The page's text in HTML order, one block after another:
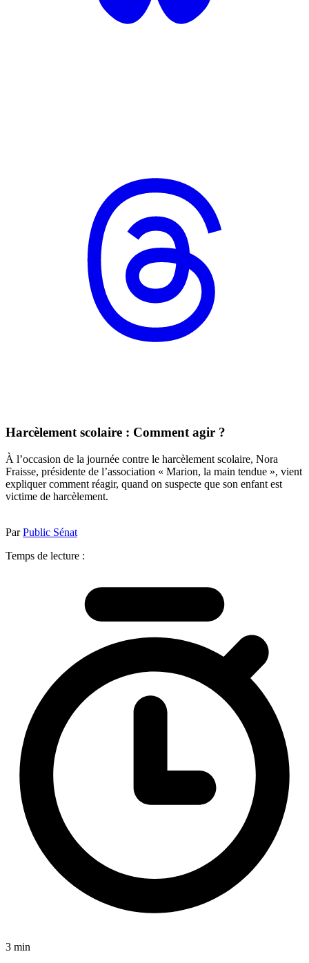
Harcèlement scolaire : Comment agir ?
À l’occasion de la journée contre le harcèlement scolaire, Nora
Fraisse, présidente de l’association « Marion, la main tendue », vient
expliquer comment réagir, quand on suspecte que son enfant est
victime de harcèlement.
ParPublic Sénat
Temps de lecture :
3 min